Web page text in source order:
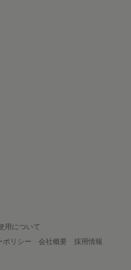
用について
ポリシー 会社概要
採用情報